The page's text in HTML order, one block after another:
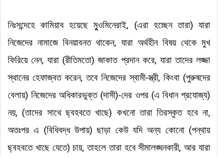
নিঃসন্দেহে কামিয়াব হয়েছে মুুওমিনেরাই, (এরা হচ্ছেন তারা) যারা
নিজেদের নামাজে বিনয়াবনত থাকেন, যারা অর্থহীন বিষয় থেকে মুখ
ফিরিয়ে নেন, যারা (রীতিমতো) জাকাত প্রদান করে, যারা তাদের লজ্জা
স্থানের হেফাজ্বত করেন, তবে নিজেদের স্বামী-স্ত্রী, কিংবা (পুরুষদের
বেলায়) নিজেদের অধিকারভুক্ত (দাসী)-দের ওপর (এ বিধান প্রযোজ্য)
নয়, (তাদের সাথে ছ্বহবতে খাছে) কখনো তারা তিরস্কৃত হবে না,
অতঃপর এ (বিধিবদ্ধ উপায়) ছাড়া কেউ যদি অন্য কোনো (পন্থায়
ছ্বহবতে খাছে যেতে) চায়, তাহলে তারা হবে সীমালঙ্ঘনকারী, আর যারা